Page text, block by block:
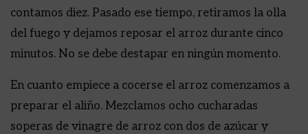
contamos diez. Pasado ese tiempo, retiramos la olla
del fuego y dejamos reposar el arroz durante cinco
minutos. No se debe destapar en ningún momento.
En cuanto empiece a cocerse el arroz comenzamos a
preparar el aliño. Mezclamos ocho cucharadas
soperas de vinagre de arroz con dos de azúcar y